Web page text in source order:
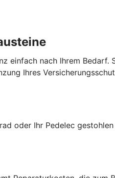
einfach nach Ihrem
Ihres
oder Ihr Pedelec